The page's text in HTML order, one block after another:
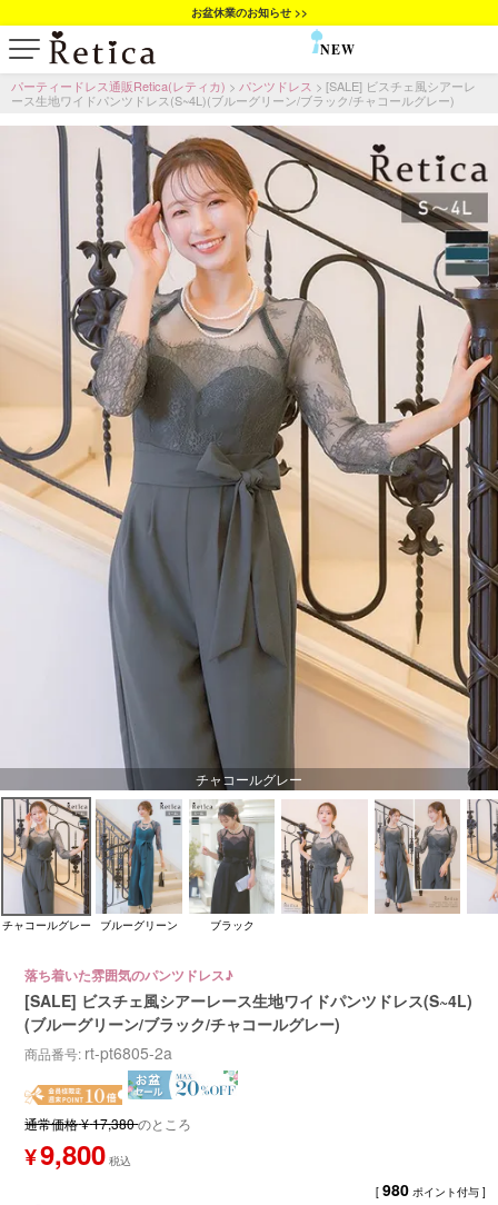
お盆休業のお知らせ >>
NEW
パーティードレス通販Retica(レティカ) パンツドレス
[SALE] ビスチェ風シアーレ
ース生地ワイドパンツドレス(S~4L)(ブルーグリーン/ブラック/チャコールグレー)
チャコールグレー
チャコールグレー ブルーグリーン ブラック
落ち着いた雰囲気のパンツドレス♪
[SALE] ビスチェ風シアーレース生地ワイドパンツドレス(S~4L)
(ブルーグリーン/ブラック/チャコールグレー)
商品番号 rt-pt6805-2a
通常価格¥17,380のところ
¥9,800
[ 980 ポイント付与 ]